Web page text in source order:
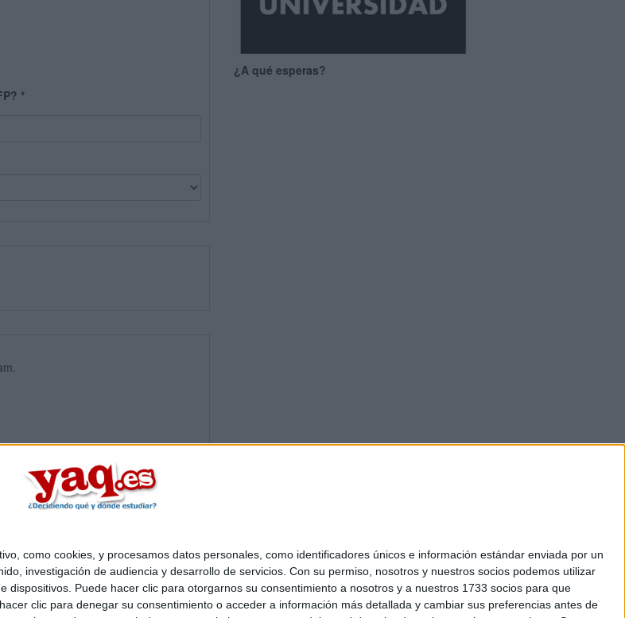
como cookies, y procesamos datos personales, como identificadores únicos e información estándar enviada por un
investigación de audiencia y desarrollo de servicios. Con su permiso, nosotros y nuestros socios podemos utilizar
Puede hacer clic para otorgarnos su consentimiento a nosotros y a nuestros 1733 socios para que
clic para denegar su consentimiento o acceder a información más detallada y cambiar sus preferencias antes de
*
¿A qué esperas?
somos |Contactar| Anúnciate
privacidad|Condiciones generales|Política de cookies